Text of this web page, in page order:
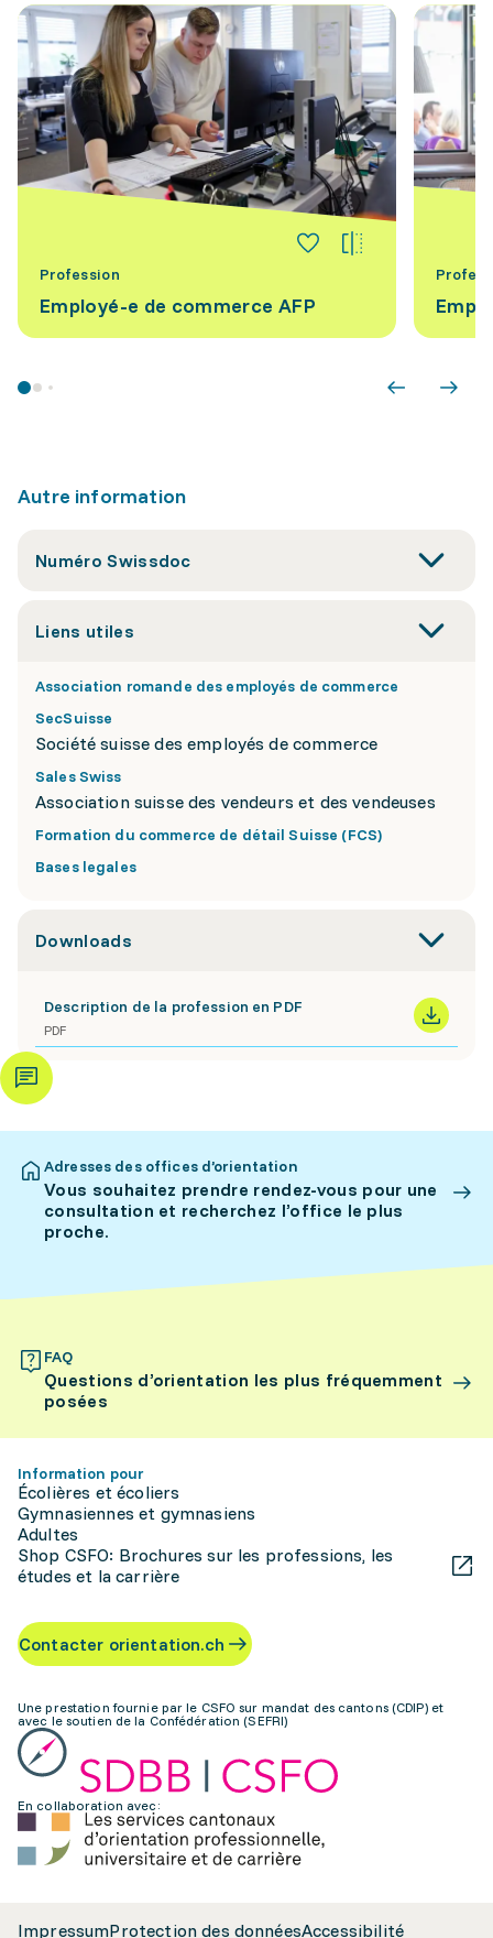
Profession
Employé-e de commerce AFP
Autre information
Numéro Swissdoc
Liens utiles
Association romande des employés de commerce
SecSuisse
Société suisse des employés de commerce
Sales Swiss
Association suisse des vendeurs et des vendeuses
Formation du commerce de détail Suisse (FCS)
Bases legales
Downloads
Description de la profession en PDF
PDF
Adresses des offices d’orientation
Vous souhaitez prendre rendez-vous pour une
consultation et recherchez l’office le plus
proche.
FAQ
Questions d’orientation les plus fréquemment
posées
Information pour
Écolières et écoliers
Gymnasiennes et gymnasiens
Adultes
Shop CSFO: Brochures sur les professions, les
études et la carrière
Contacter orientation.ch
Une prestation fournie par le CSFO sur mandat des cantons (CDIP) et
avec le soutien de la Confédération (SEFRI)
En collaboration avec:
ImpressumProtection des donnéesAccessibilité